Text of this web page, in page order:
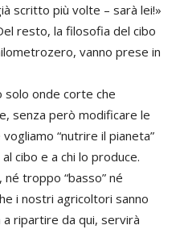
scritto più volte – sarà lei!»
resto, la filosofia del cibo
vanno prese in
solo onde corte che
senza però modificare le
“nutrire il pianeta”
cibo e a chi lo produce.
né troppo “basso” né
i nostri agricoltori sanno
a ripartire da qui, servirà